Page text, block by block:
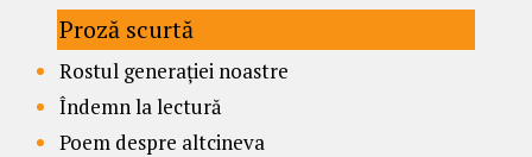
Proză scurtă
Rostul generației noastre
Îndemn la lectură
Poem despre altcineva